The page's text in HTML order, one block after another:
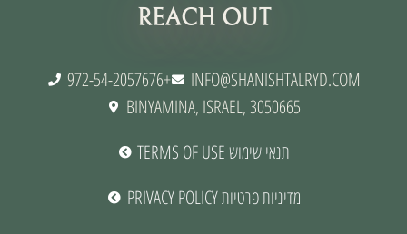
REACH OUT
972-54-2057676+
INFO@SHANISHTALRYD.COM
BINYAMINA, ISRAEL, 3050665
TERMS OF USE תנאי שימוש
PRIVACY POLICY מדיניות פרטיות